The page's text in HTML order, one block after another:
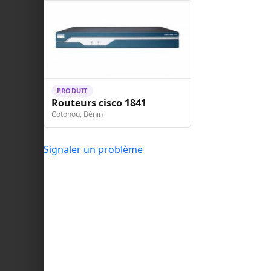
PRODUIT
Routeurs cisco 1841
Cotonou, Bénin
Signaler un problème